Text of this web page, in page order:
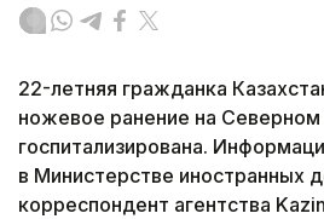
22-летняя гражданка
ножевое ранение на
госпитализирована.
в Министерстве иностранных
корреспондент агентства